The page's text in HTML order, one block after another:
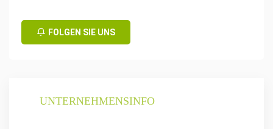
FOLGEN SIE UNS
UNTERNEHMENSINFO